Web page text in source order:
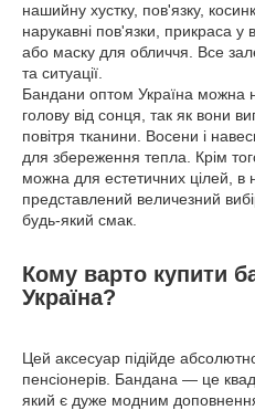
нашийну хустку, пов'язку,
нарукавні пов'язки, прикраса у
або маску для обличчя. Все
та ситуації.
Бандани оптом Україна можна
голову від сонця, так як вони
повітря тканини. Восени і
для збереження тепла. Крім
можна для естетичних цілей, в
представлений величезний
будь-який смак.
Кому варто купити
Україна?
Цей аксесуар підійде
пенсіонерів. Бандана — це
який є дуже модним